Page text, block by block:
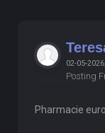
02-05-
Posting
Pharmacie